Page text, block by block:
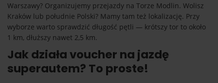
Warszawy? Organizujemy przejazdy na Torze Modlin. Wolisz
Kraków lub południe Polski? Mamy tam też lokalizację. Przy
wyborze warto sprawdzić długość pętli — krótszy tor to około
1 km, dłuższy nawet 2,5 km.
Jak działa voucher na jazdę
superautem? To proste!